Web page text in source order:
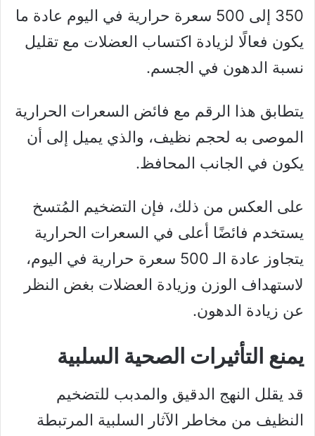
350 إلى 500 سعرة حرارية في اليوم عادة ما
يكون فعالًا لزيادة اكتساب العضلات مع تقليل
نسبة الدهون في الجسم.
يتطابق هذا الرقم مع فائض السعرات الحرارية
الموصى به لحجم نظيف، والذي يميل إلى أن
يكون في الجانب المحافظ.
على العكس من ذلك، فإن التضخيم المُتسخ
يستخدم فائضًا أعلى في السعرات الحرارية
يتجاوز عادة الـ 500 سعرة حرارية في اليوم،
لاستهداف الوزن وزيادة العضلات بغض النظر
عن زيادة الدهون.
يمنع التأثيرات الصحية السلبية
قد يقلل النهج الدقيق والمدبب للتضخيم
النظيف من مخاطر الآثار السلبية المرتبطة